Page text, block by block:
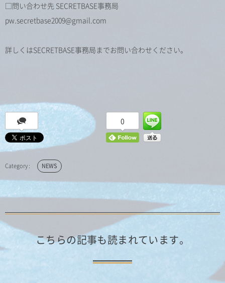
□問い合わせ先 SECRETBASE事務局
pw.secretbase2009@gmail.com
詳しくはSECRETBASE事務局までお問い合わせください。
0
NEWS
こちらの記事も読まれています。